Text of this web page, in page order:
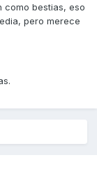
como bestias, eso
pero merece